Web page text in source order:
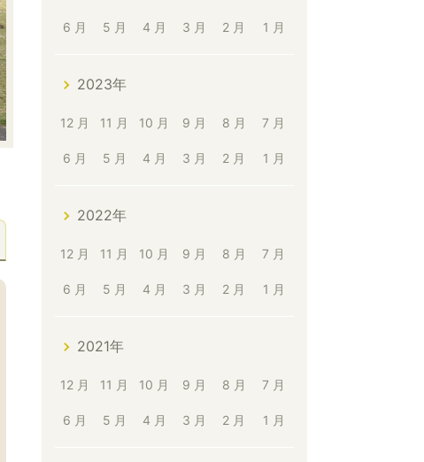
6 月 5 月 4 月 3 月 2 月 1 月
2023年
12 月 11 月 10 月 9 月 8 月 7 月
6 月 5 月 4 月 3 月 2 月 1 月
2022年
12 月 11 月 10 月 9 月 8 月 7 月
6 月 5 月 4 月 3 月 2 月 1 月
2021年
12 月 11 月 10 月 9 月 8 月 7 月
6 月 5 月 4 月 3 月 2 月 1 月